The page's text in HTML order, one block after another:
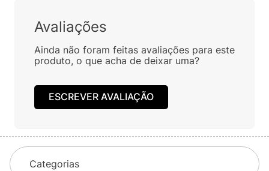
Avaliações
Ainda não foram feitas avaliações para este
produto, o que acha de deixar uma?
ESCREVER AVALIAÇÃO
Categorias